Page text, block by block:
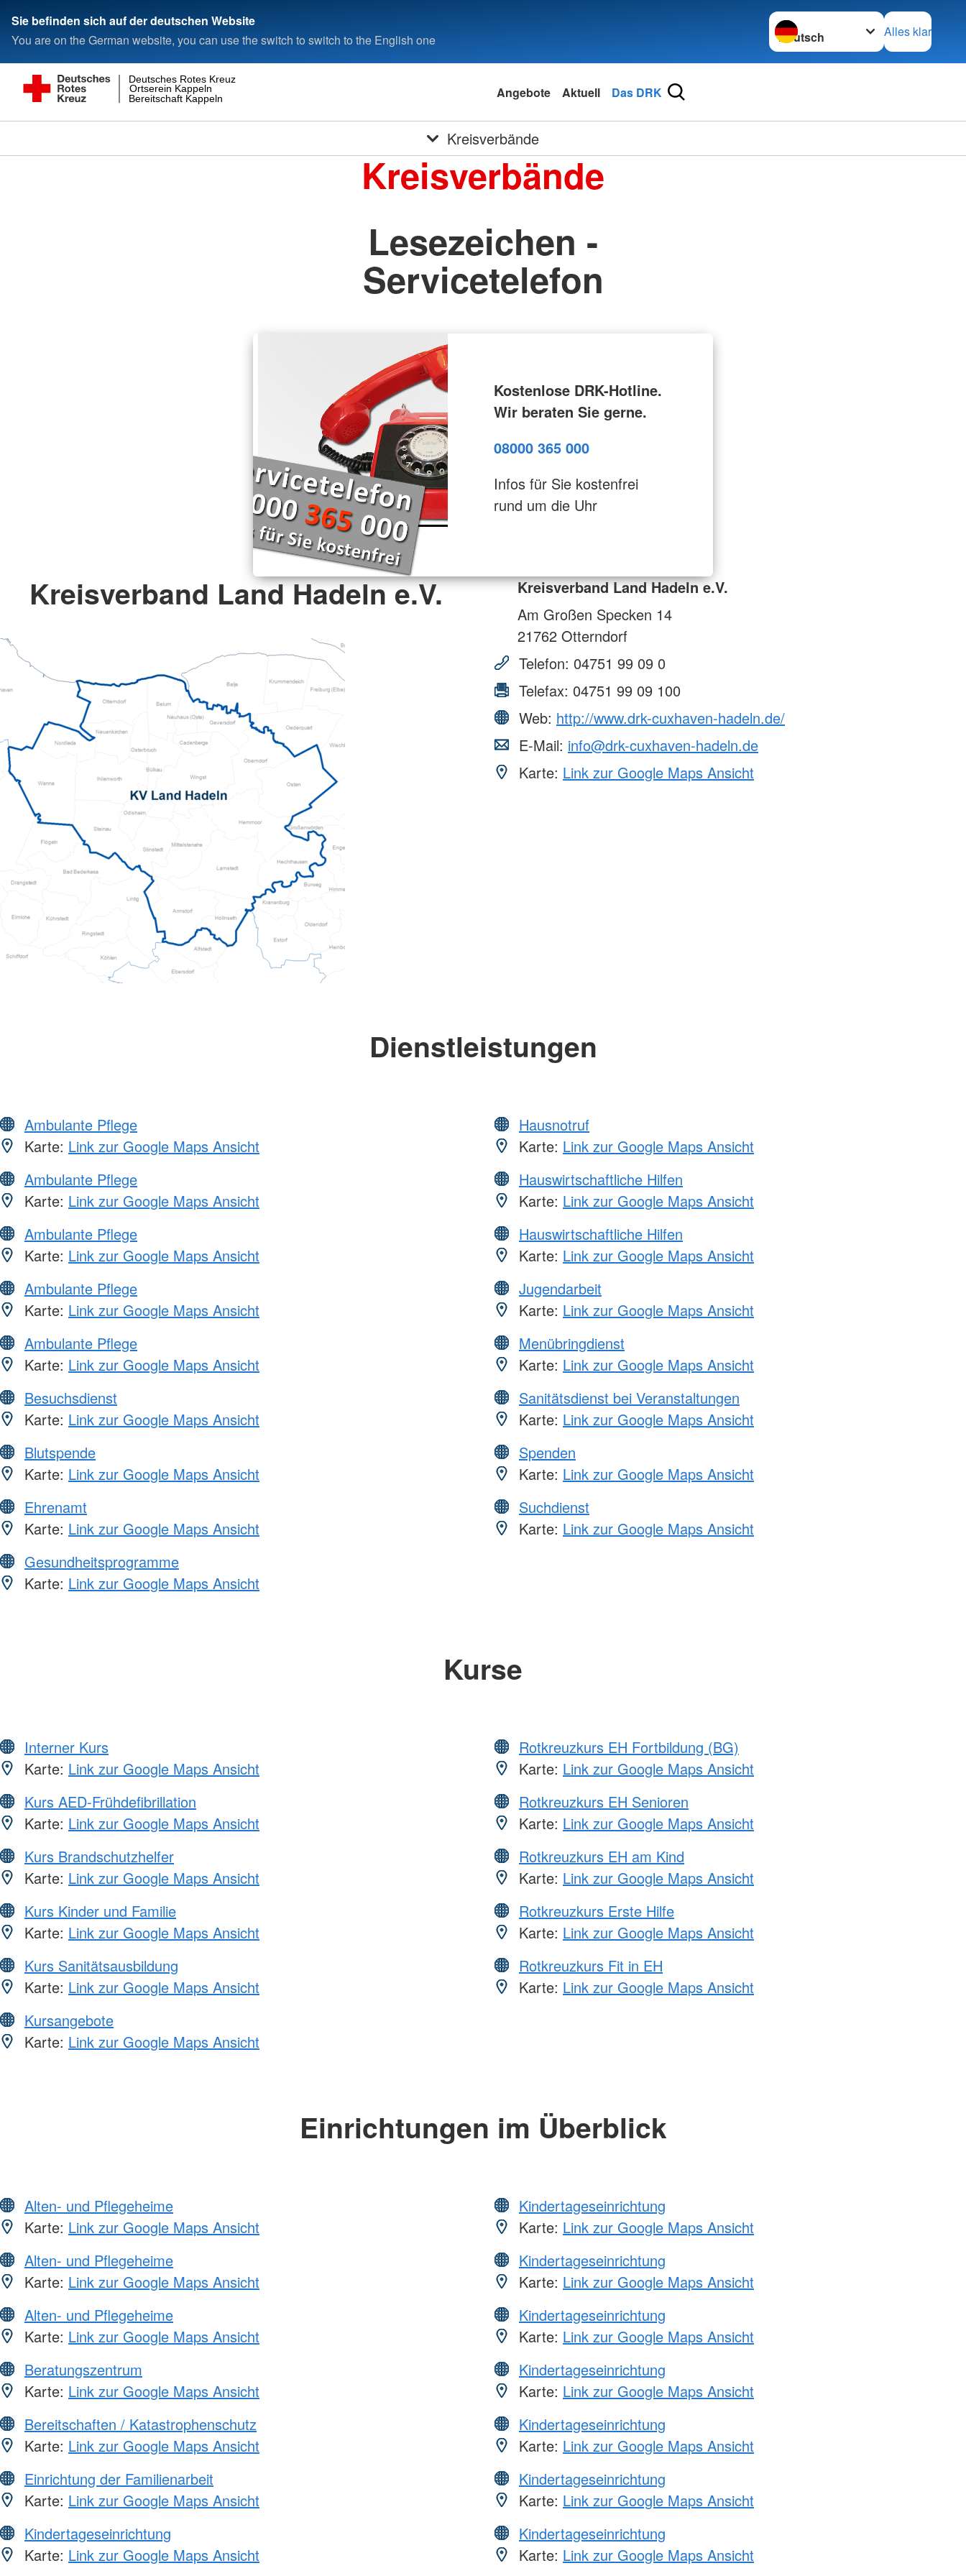
Sie befinden sich auf der deutschen Website
You are on the German website, you can use the switch to switch to the English one
Sprache wechseln zu
Alles klar
Bereitschaft Kappeln
Ortserein Kappeln
Deutsches Rotes Kreuz
Angebote Aktuell Das DRK
Kreisverbände
Kreisverbände
Lesezeichen -
Servicetelefon
Kostenlose DRK-Hotline.
Wir beraten Sie gerne.
08000 365 000
Infos für Sie kostenfrei
rund um die Uhr
Kreisverband Land Hadeln e.V.
Kreisverband Land Hadeln e.V.
Am Großen Specken 14
21762 Otterndorf
Telefon: 04751 99 09 0
Telefax: 04751 99 09 100
Web: http://www.drk-cuxhaven-hadeln.de/
E-Mail: info@drk-cuxhaven-hadeln.de
Karte: Link zur Google Maps Ansicht
Dienstleistungen
Ambulante Pflege
Karte: Link zur Google Maps Ansicht
Ambulante Pflege
Karte: Link zur Google Maps Ansicht
Ambulante Pflege
Karte: Link zur Google Maps Ansicht
Ambulante Pflege
Karte: Link zur Google Maps Ansicht
Ambulante Pflege
Karte: Link zur Google Maps Ansicht
Besuchsdienst
Karte: Link zur Google Maps Ansicht
Blutspende
Karte: Link zur Google Maps Ansicht
Ehrenamt
Karte: Link zur Google Maps Ansicht
Gesundheitsprogramme
Karte: Link zur Google Maps Ansicht
Hausnotruf
Karte: Link zur Google Maps Ansicht
Hauswirtschaftliche Hilfen
Karte: Link zur Google Maps Ansicht
Hauswirtschaftliche Hilfen
Karte: Link zur Google Maps Ansicht
Jugendarbeit
Karte: Link zur Google Maps Ansicht
Menübringdienst
Karte: Link zur Google Maps Ansicht
Sanitätsdienst bei Veranstaltungen
Karte: Link zur Google Maps Ansicht
Spenden
Karte: Link zur Google Maps Ansicht
Suchdienst
Karte: Link zur Google Maps Ansicht
Kurse
Interner Kurs
Karte: Link zur Google Maps Ansicht
Kurs AED-Frühdefibrillation
Karte: Link zur Google Maps Ansicht
Kurs Brandschutzhelfer
Karte: Link zur Google Maps Ansicht
Kurs Kinder und Familie
Karte: Link zur Google Maps Ansicht
Kurs Sanitätsausbildung
Karte: Link zur Google Maps Ansicht
Kursangebote
Karte: Link zur Google Maps Ansicht
Rotkreuzkurs EH Fortbildung (BG)
Karte: Link zur Google Maps Ansicht
Rotkreuzkurs EH Senioren
Karte: Link zur Google Maps Ansicht
Rotkreuzkurs EH am Kind
Karte: Link zur Google Maps Ansicht
Rotkreuzkurs Erste Hilfe
Karte: Link zur Google Maps Ansicht
Rotkreuzkurs Fit in EH
Karte: Link zur Google Maps Ansicht
Einrichtungen im Überblick
Alten- und Pflegeheime
Karte: Link zur Google Maps Ansicht
Alten- und Pflegeheime
Karte: Link zur Google Maps Ansicht
Alten- und Pflegeheime
Karte: Link zur Google Maps Ansicht
Beratungszentrum
Karte: Link zur Google Maps Ansicht
Bereitschaften / Katastrophenschutz
Karte: Link zur Google Maps Ansicht
Einrichtung der Familienarbeit
Karte: Link zur Google Maps Ansicht
Kindertageseinrichtung
Karte: Link zur Google Maps Ansicht
Kindertageseinrichtung
Karte: Link zur Google Maps Ansicht
Kindertageseinrichtung
Karte: Link zur Google Maps Ansicht
Kindertageseinrichtung
Karte: Link zur Google Maps Ansicht
Kindertageseinrichtung
Karte: Link zur Google Maps Ansicht
Kindertageseinrichtung
Karte: Link zur Google Maps Ansicht
Kindertageseinrichtung
Karte: Link zur Google Maps Ansicht
Kindertageseinrichtung
Karte: Link zur Google Maps Ansicht